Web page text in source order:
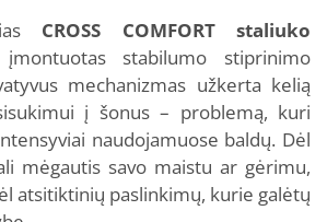
CROSS COMFORT staliuko
stabilumo stiprinimo
mechanizmas užkerta kelią
į šonus – problemą, kuri
naudojamuose baldų. Dėl
mėgautis savo maistu ar gėrimu,
atsitiktinių paslinkimų, kurie galėtų